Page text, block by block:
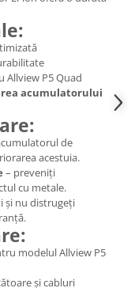
Allview P5 Quad
acumulatorului
de
acestuia.
– preveniți
cu metale.
și nu distrugeți
modelul Allview P5
și cabluri